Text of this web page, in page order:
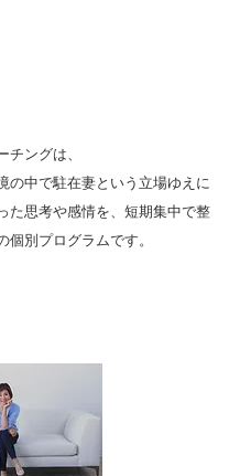
ングは、
の中で駐在妻という立場ゆえに
た思考や感情を、短期集中で整
別プログラムです。